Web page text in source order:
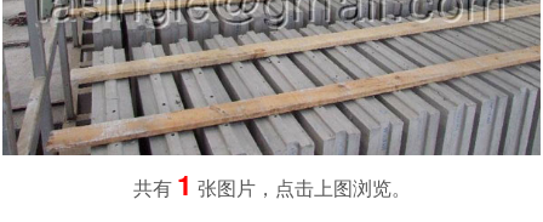
共有 1 张图片，点击上图浏览。